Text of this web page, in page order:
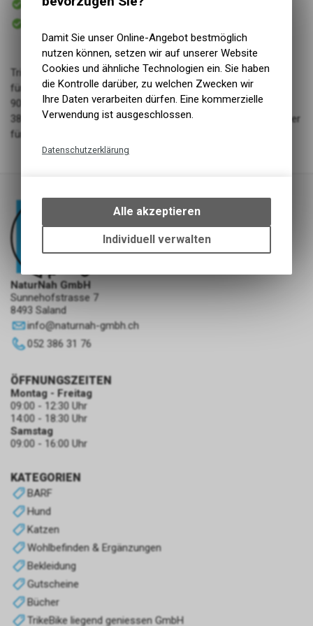
Versand
Triangoli Hirsch
für jeden Tag Eins
90% Hirschfleisch, 8.5% plf.Fasern, Hefe
38%Rohprotein, 15.1% Rohfett, 4.9% Rohasche, 19.4% Rohfaser
für Allergiker geeignet
NaturNah GmbH
Sunnehofstrasse 7
8493 Saland
info@naturnah-gmbh.ch
052 386 31 76
KATEGORIEN
BARF
Hund
Katzen
Wohlbefinden & Ergänzungen
Bekleidung
Gutscheine
Bücher
TrikeBike liegend geniessen GmbH
ÖFFNUNGSZEITEN
Montag - Freitag
09:00 - 12:30 Uhr
14:00 - 18:30 Uhr
Samstag
09:00 - 16:00 Uhr
Damit Sie unser Online-Angebot bestmöglich
nutzen können, setzen wir auf unserer Website
Cookies und ähnliche Technologien ein. Sie haben
die Kontrolle darüber, zu welchen Zwecken wir
Ihre Daten verarbeiten dürfen. Eine kommerzielle
Verwendung ist ausgeschlossen.
Datenschutzerklärung
bestimmte Interaktionen und
Einstellungen auf Ihrem Gerät,
um die grundlegenden
Funktionen unseres Online-
keinerlei Rückschlüsse auf Ihre
Alle akzeptieren
Individuell verwalten